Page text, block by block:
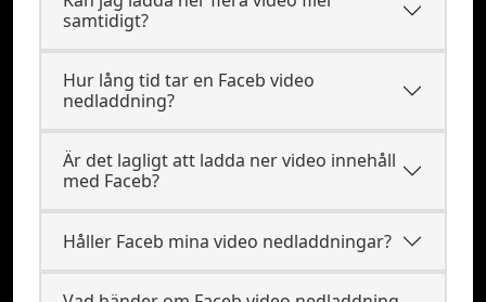
samtidigt?
Hur lång tid tar en Faceb video
nedladdning?
Är det lagligt att ladda ner video innehåll
med Faceb?
Håller Faceb mina video nedladdningar?